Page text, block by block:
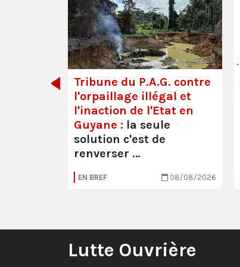
Tribune du P.A.G. contre
l'orpaillage illégal et
l'inaction de l'Etat en
Guyane : la seule
solution c'est de
renverser …
EN BREF 08/08/2026
Lutte Ouvrière